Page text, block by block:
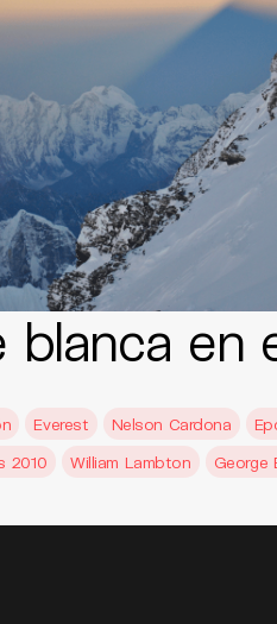
blanca en
Everest Nelson Cardona
2010
William Lambton George